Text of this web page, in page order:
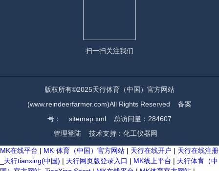
扫一扫关注我们
版权所有©2025天行体育（中国）官方网站
(www.reindeerfarmer.com)All Rights Reserved 备案
号：
sitemap.xml总访问量：284607
管理登陆技术支持： 化工仪器网
MK在线平台 | MK·体育（中国）官方网站 | 天行在线开户 | 天行在线注册
_天行tianxing(中国) | 天行网页版登录入口 | MK线上平台 | 天行体育（中